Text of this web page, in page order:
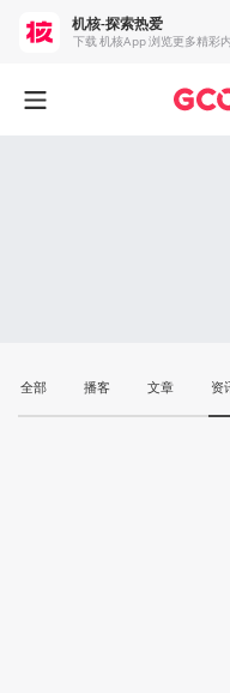
全部 播客 文章 资
机核-探索热爱
下载 机核App 浏览更多精彩